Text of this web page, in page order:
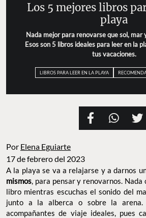
Los 5 mejores libros
playa
Nada mejor para renovarse que sol, mar
Esos son 5 libros ideales para leer en la
tus vacaciones.
LIBROS PARA LEER EN LA PLAYA
Por Elena Eguiarte
17 de febrero del 2023
A la playa se va a relajarse y a darnos
mismos, para pensar y renovarnos.
libro mientras escuchas el sonido del
junto a la alberca o sobre la arena.
acompañantes de viaje ideales, pues